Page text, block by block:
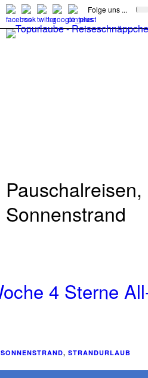
Folge uns ...
Pauschalreisen,
Sonnenstrand
4 Sterne
SONNENSTRAND, STRANDURLAUB